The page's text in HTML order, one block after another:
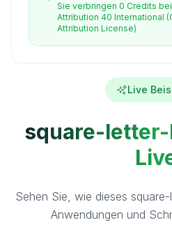
Sie verbringen 0 Credits
Attribution 40 International
Attribution License)
Live
square-letter-
Sehen Sie, wie dieses
Anwendungen und